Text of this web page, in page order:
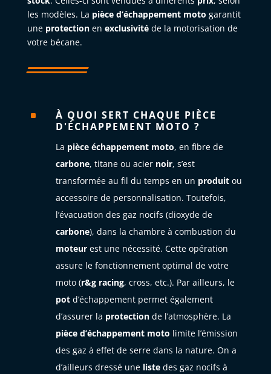
les modèles. La pièce d’échappement moto garantit
une protectionen exclusivitéde la motorisation de
votre bécane.
^
À QUOI SERT CHAQUE PIÈCE
D'ÉCHAPPEMENT MOTO ?
La pièce échappement moto, en fibre de
carbone, titane ou acier noir, s’est
transformée au fil du temps en un produitou
accessoire de personnalisation. Toutefois,
l’évacuation des gaz nocifs (dioxyde de
carbone), dans la chambre à combustion du
moteurest une nécessité. Cette opération
assure le fonctionnement optimal de votre
moto (r&g racing, cross, etc.). Par ailleurs, le
potd’échappement permet également
d’assurer la protectionde l’atmosphère. La
pièce d’échappement moto limite l’émission
des gaz à effet de serre dans la nature. On a
d’ailleurs dressé une listedes gaz nocifs à